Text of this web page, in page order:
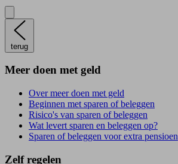
terug
Meer doen met geld
Over meer doen met geld
Beginnen met sparen of beleggen
Risico's van sparen of beleggen
Wat levert sparen en beleggen op?
Sparen of beleggen voor extra pensioen
Zelf regelen